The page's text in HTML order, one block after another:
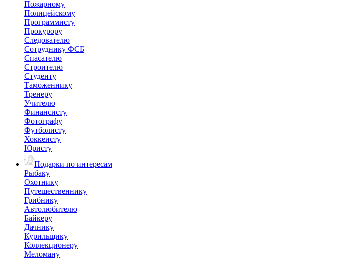
Пожарному
Полицейскому
Программисту
Прокурору
Следователю
Сотруднику ФСБ
Спасателю
Строителю
Студенту
Таможеннику
Тренеру
Учителю
Финансисту
Фотографу
Футболисту
Хоккеисту
Юристу
Подарки по интересам
Рыбаку
Охотнику
Путешественнику
Грибнику
Автолюбителю
Байкеру
Дачнику
Курильщику
Коллекционеру
Меломану